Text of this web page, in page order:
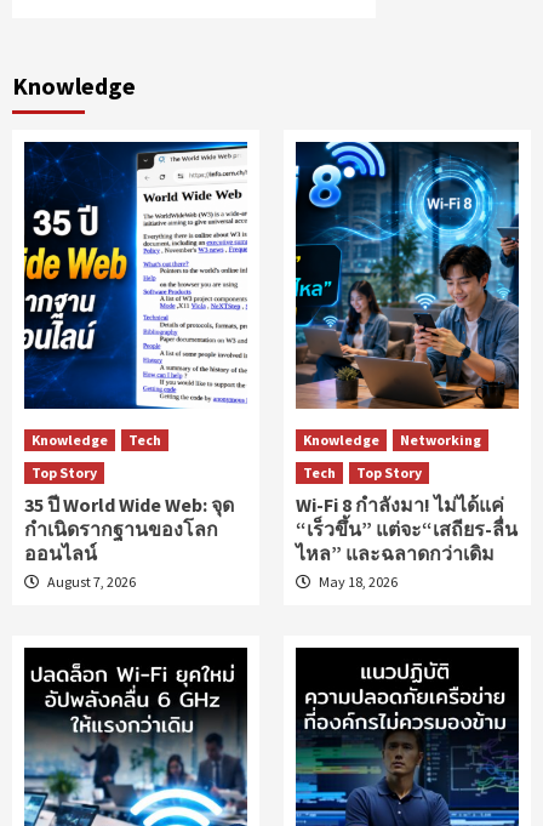
Knowledge
Knowledge
Tech
Top Story
35 ปี World Wide Web: จุด
กำเนิดรากฐานของโลก
ออนไลน์
August 7, 2026
Knowledge
Networking
Tech
Top Story
Wi-Fi 8 กำลังมา! ไม่ได้แค่
“เร็วขึ้น” แต่จะ“เสถียร-ลื่น
ไหล” และฉลาดกว่าเดิม
May 18, 2026